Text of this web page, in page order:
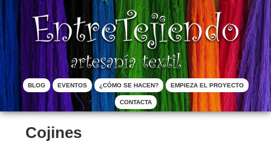
Pasar al contenido principal
Menú principal
BLOG EVENTOS ¿CÓMO SE HACEN? EMPIEZA EL PROYECTO
CONTACTA
Cojines